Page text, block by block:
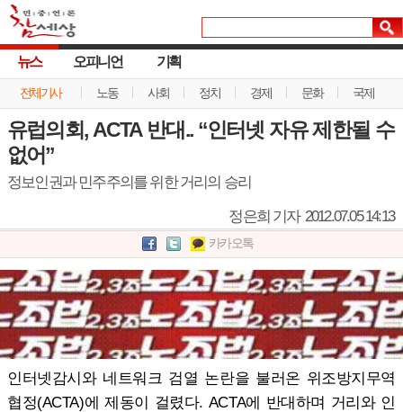
뉴스
전체기사 노동 사회 정치 경제 문화 국제
오피니언 기획
유럽의회, ACTA 반대.. “인터넷 자유 제한될 수
없어”
정보인권과 민주주의를 위한 거리의 승리
정은희 기자 2012.07.05 14:13
카카오톡
인터넷감시와 네트워크 검열 논란을 불러온 위조방지무역
협정(ACTA)에 제동이 걸렸다. ACTA에 반대하며 거리와 인